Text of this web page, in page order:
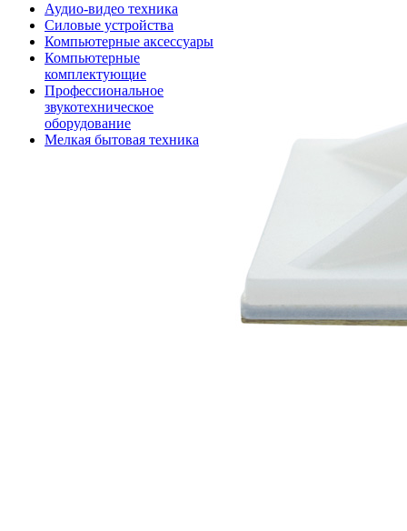
Аудио-видео техника
Силовые устройства
Компьютерные аксессуары
Компьютерные
комплектующие
Профессиональное
звукотехническое
оборудование
Мелкая бытовая техника